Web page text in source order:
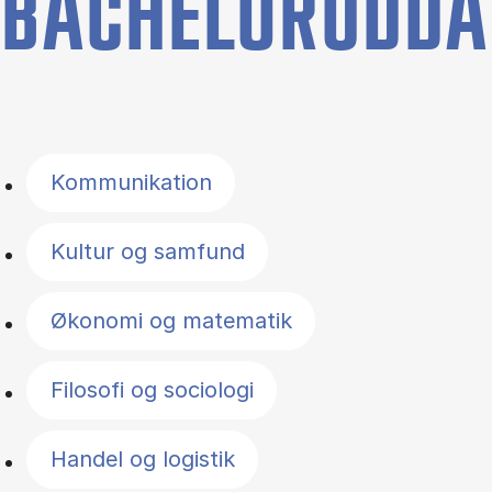
Kommunikation
Kultur og samfund
Økonomi og matematik
Filosofi og sociologi
Handel og logistik